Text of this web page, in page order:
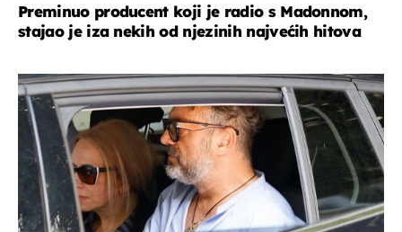
Preminuo producent koji je radio s Madonnom,
stajao je iza nekih od njezinih najvećih hitova